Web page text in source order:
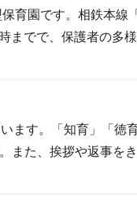
育園です。相鉄本線
までで、保護者の多
ます。「知育」「徳
また、挨拶や返事を